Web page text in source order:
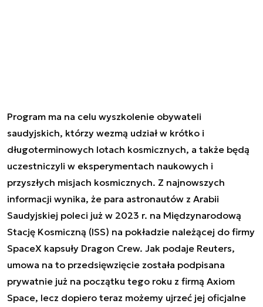
Program ma na celu wyszkolenie obywateli
saudyjskich, którzy wezmą udział w krótko i
długoterminowych lotach kosmicznych, a także będą
uczestniczyli w eksperymentach naukowych i
przyszłych misjach kosmicznych. Z najnowszych
informacji wynika, że para astronautów z Arabii
Saudyjskiej poleci już w 2023 r. na Międzynarodową
Stację Kosmiczną (ISS) na pokładzie należącej do firmy
SpaceX kapsuły Dragon Crew. Jak podaje Reuters,
umowa na to przedsięwzięcie została podpisana
prywatnie już na początku tego roku z firmą Axiom
Space, lecz dopiero teraz możemy ujrzeć jej oficjalne